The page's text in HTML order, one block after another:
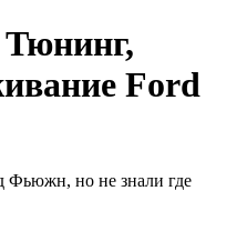
Ford
Фьюжн, но не знали где